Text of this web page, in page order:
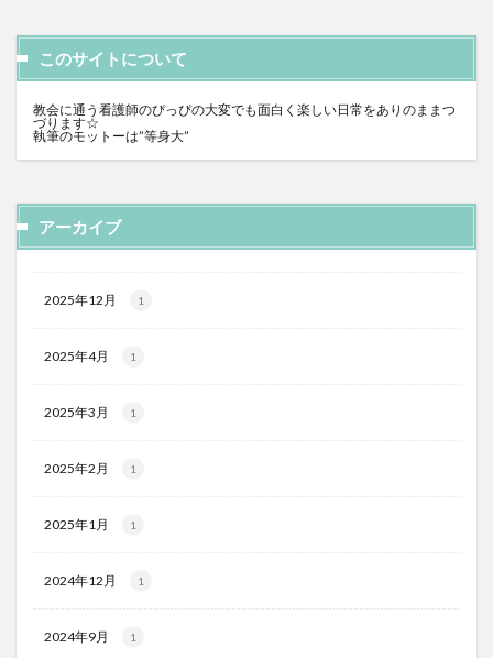
このサイトについて
教会に通う看護師のぴっぴの大変でも面白く楽しい日常をありのままつ
づります☆
執筆のモットーは”等身大”
アーカイブ
2025年12月 1
2025年4月 1
2025年3月 1
2025年2月 1
2025年1月 1
2024年12月 1
2024年9月 1